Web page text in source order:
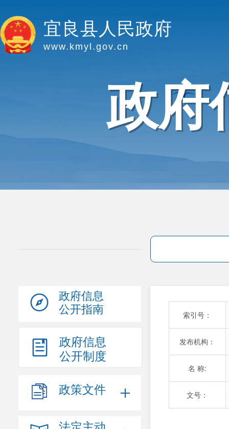
宜良县人民政府
www.kmyl.gov.cn
政府
政府信息
公开指南
政府信息
公开制度
政策文件
索引号：
发布机构：
名 称:
文号：